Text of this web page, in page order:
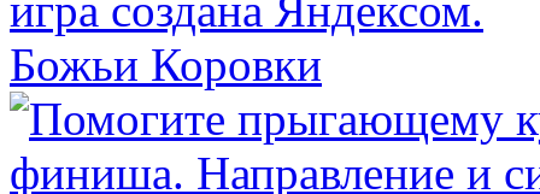
Божьи Коровки